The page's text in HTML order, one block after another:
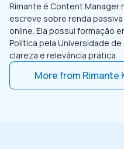
Rimante é Content Manager
escreve sobre renda
online. Ela possui formação
Política pela Universidade
clareza e relevância prática.
More from Rimante